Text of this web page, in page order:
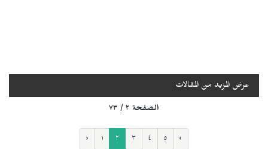
عرض المزيد من المقالات
الصفحة ٢ / ٧٣
‹ ١ ٢ ٣ ٤ ٥ ›